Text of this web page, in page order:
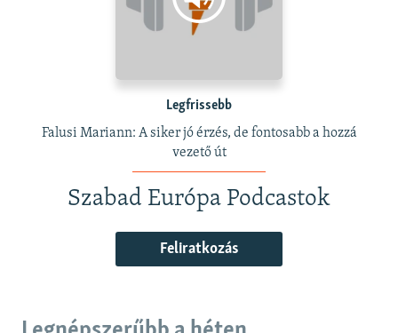
Legfrissebb
Falusi Mariann: A siker jó érzés, de fontosabb a hozzá
vezető út
Szabad Európa Podcastok
Feliratkozás